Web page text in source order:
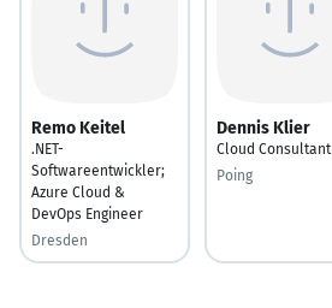
Remo Keitel
.NET-
Softwareentwickler;
Azure Cloud &
DevOps Engineer
Dresden
Dennis Klier
Cloud Consultant
Poing